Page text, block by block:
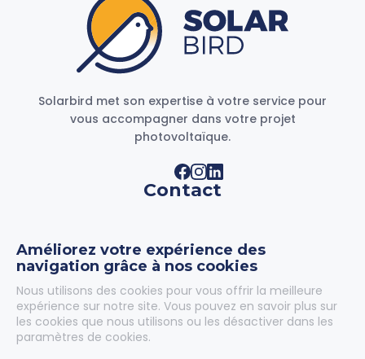
Solarbird met son expertise à votre service pour
vous accompagner dans votre projet
photovoltaïque.
Contact
49124 Saint-Barthélemy-d’Anjou
France
contact@solarbird.fr
02 59 43 05 70
Améliorez votre expérience des
navigation grâce à nos cookies
Nous utilisons des cookies pour vous offrir la meilleure
expérience sur notre site. Vous pouvez en savoir plus sur
les cookies que nous utilisons ou les désactiver dans les
paramètres de cookies.